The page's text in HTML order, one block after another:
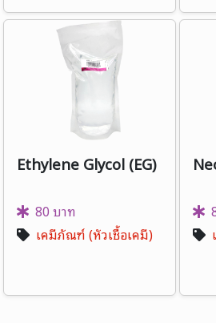
Ethylene Glycol (EG)
80 บาท
เคมีภัณฑ์ (หัวเชื้อเคมี)